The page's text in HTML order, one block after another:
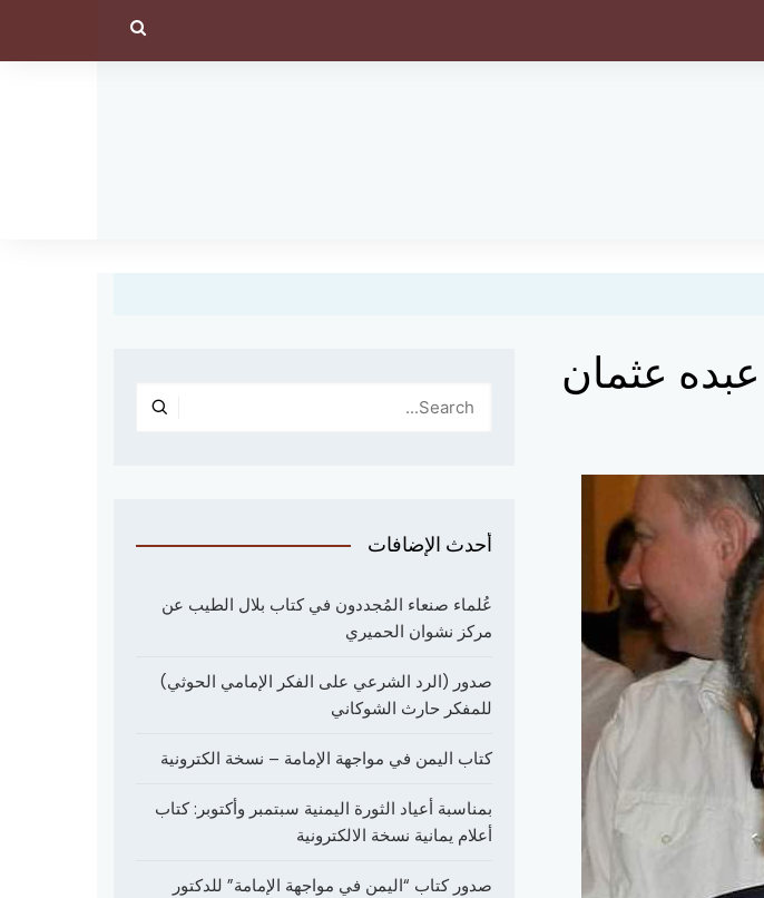
عثمان
أحدث الإضافات
عُلماء صنعاء المُجددون في كتاب بلال الطيب عن
مركز نشوان الحميري
صدور (الرد الشرعي على الفكر الإمامي الحوثي)
للمفكر حارث الشوكاني
كتاب اليمن في مواجهة الإمامة – نسخة الكترونية
بمناسبة أعياد الثورة اليمنية سبتمبر وأكتوبر: كتاب
أعلام يمانية نسخة الالكترونية
صدور كتاب “اليمن في مواجهة الإمامة” للدكتور